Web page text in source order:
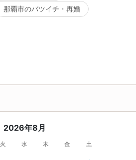
那覇市のバツイチ・再婚
2026年8月
火 水 木 金 土